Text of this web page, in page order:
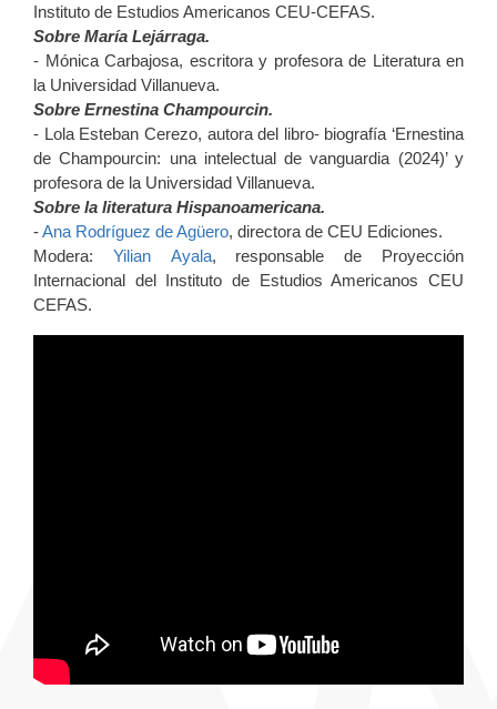
Instituto de Estudios Americanos CEU-CEFAS.
Sobre María Lejárraga.
- Mónica Carbajosa, escritora y profesora de Literatura en
la Universidad Villanueva.
Sobre Ernestina Champourcin.
- Lola Esteban Cerezo, autora del libro- biografía ‘Ernestina
de Champourcin: una intelectual de vanguardia (2024)’ y
profesora de la Universidad Villanueva.
Sobre la literatura Hispanoamericana.
-Ana Rodríguez de Agüero, directora de CEU Ediciones.
Modera: Yilian Ayala, responsable de Proyección
Internacional del Instituto de Estudios Americanos CEU
CEFAS.